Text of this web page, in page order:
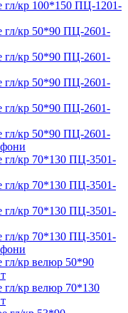
гл/кр 100*150 ПЦ-1201-
гл/кр 50*90 ПЦ-2601-
гл/кр 50*90 ПЦ-2601-
гл/кр 50*90 ПЦ-2601-
гл/кр 50*90 ПЦ-2601-
гл/кр 50*90 ПЦ-2601-
гл/кр 70*130 ПЦ-3501-
гл/кр 70*130 ПЦ-3501-
гл/кр 70*130 ПЦ-3501-
гл/кр 70*130 ПЦ-3501-
гл/кр велюр 50*90
гл/кр велюр 70*130